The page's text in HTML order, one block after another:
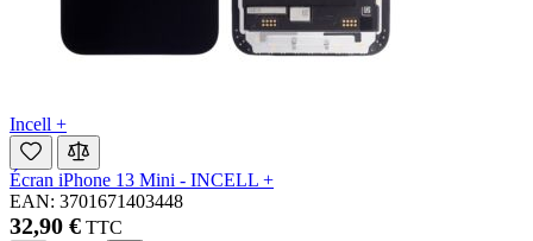
Incell +
Écran iPhone 13 Mini - INCELL +
EAN: 3701671403448
32,90 € TTC